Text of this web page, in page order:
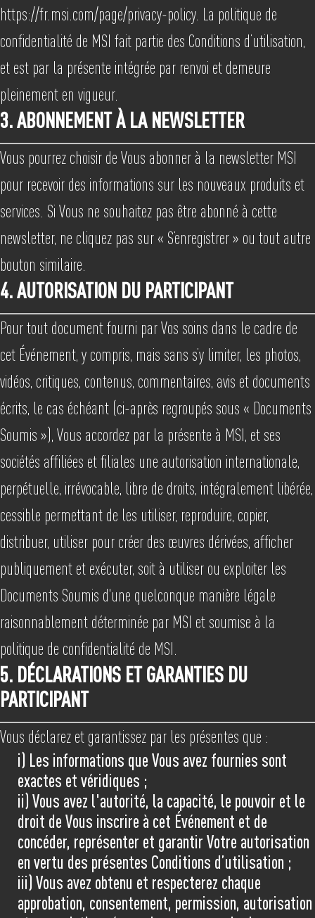
https://fr.msi.com/page/privacy-policy. La politique de
confidentialité de MSI fait partie des Conditions d’utilisation,
et est par la présente intégrée par renvoi et demeure
pleinement en vigueur.
3. ABONNEMENT À LA NEWSLETTER
Vous pourrez choisir de Vous abonner à la newsletter MSI
pour recevoir des informations sur les nouveaux produits et
services. Si Vous ne souhaitez pas être abonné à cette
newsletter, ne cliquez pas sur « S’enregistrer » ou tout autre
bouton similaire.
4. AUTORISATION DU PARTICIPANT
Pour tout document fourni par Vos soins dans le cadre de
cet Événement, y compris, mais sans s’y limiter, les photos,
vidéos, critiques, contenus, commentaires, avis et documents
écrits, le cas échéant (ci-après regroupés sous « Documents
Soumis »), Vous accordez par la présente à MSI, et ses
sociétés affiliées et filiales une autorisation internationale,
perpétuelle, irrévocable, libre de droits, intégralement libérée,
cessible permettant de les utiliser, reproduire, copier,
distribuer, utiliser pour créer des œuvres dérivées, afficher
publiquement et exécuter, soit à utiliser ou exploiter les
Documents Soumis d'une quelconque manière légale
raisonnablement déterminée par MSI et soumise à la
politique de confidentialité de MSI.
5. DÉCLARATIONS ET GARANTIES DU
PARTICIPANT
Vous déclarez et garantissez par les présentes que :
i) Les informations que Vous avez fournies sont
exactes et véridiques ;
ii) Vous avez l'autorité, la capacité, le pouvoir et le
droit de Vous inscrire à cet Événement et de
concéder, représenter et garantir Votre autorisation
en vertu des présentes Conditions d’utilisation ;
iii) Vous avez obtenu et respecterez chaque
approbation, consentement, permission, autorisation